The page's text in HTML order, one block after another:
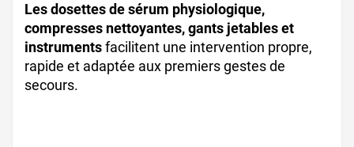
Les dosettes de sérum physiologique,
compresses nettoyantes, gants jetables et
instrumentsfacilitent une intervention propre,
rapide et adaptée aux premiers gestes de
secours.